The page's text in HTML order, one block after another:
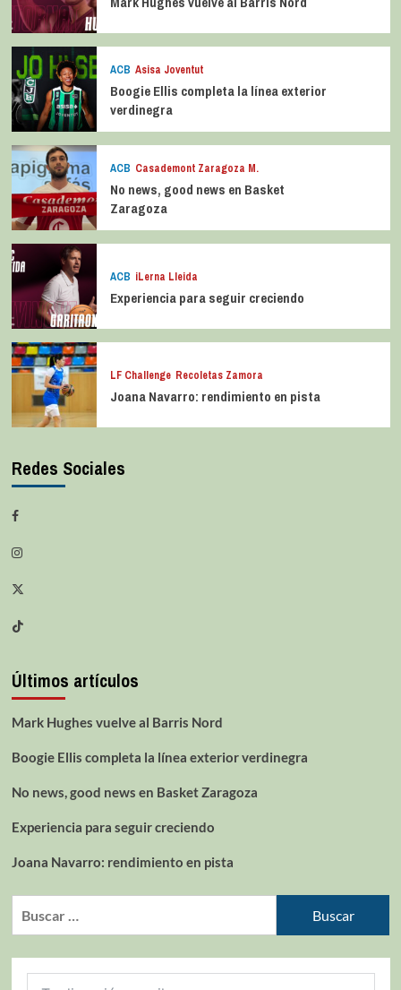
ACB Asisa Joventut
Boogie Ellis completa la línea exterior
verdinegra
ACB Casademont Zaragoza M.
No news, good news en Basket
Zaragoza
ACB iLerna Lleida
Experiencia para seguir creciendo
LF Challenge Recoletas Zamora
Joana Navarro: rendimiento en pista
Redes Sociales
Últimos artículos
Mark Hughes vuelve al Barris Nord
Boogie Ellis completa la línea exterior verdinegra
No news, good news en Basket Zaragoza
Experiencia para seguir creciendo
Joana Navarro: rendimiento en pista